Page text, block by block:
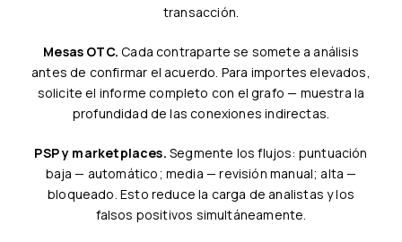
transacción.
Mesas OTC. Cada contraparte se somete a análisis
antes de confirmar el acuerdo. Para importes elevados,
solicite el informe completo con el grafo — muestra la
profundidad de las conexiones indirectas.
PSP y marketplaces. Segmente los flujos: puntuación
baja — automático; media — revisión manual; alta —
bloqueado. Esto reduce la carga de analistas y los
falsos positivos simultáneamente.